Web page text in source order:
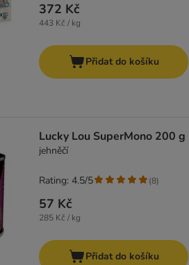
372 Kč
443 Kč / kg
Přidat do košíku
Lucky Lou SuperMono 200 g
jehněčí
57 Kč
285 Kč / kg
Rating: 4.5/5 (8)
Přidat do košíku